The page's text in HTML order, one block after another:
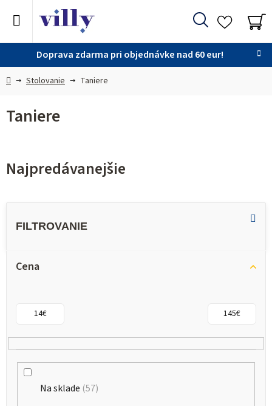
Doprava zdarma pri objednávke nad 60 eur!
Hľadať
DomovStolovanie Taniere
Taniere
Najpredávanejšie
Cena
14€ 145€
Na sklade 57
V
o
d